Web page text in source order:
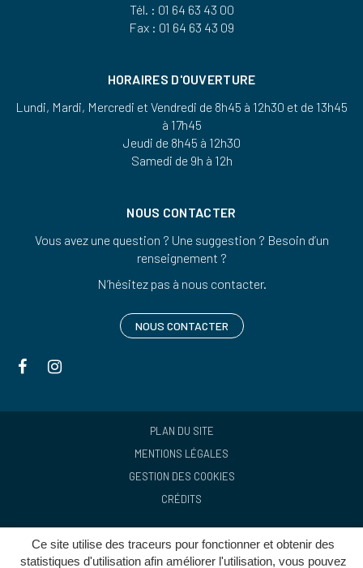
Ce site utilise des traceurs pour fonctionner et obtenir des
statistiques d'utilisation afin améliorer l'utilisation, vous pouvez
Tél. : 01 64 63 43 00
Fax : 01 64 63 43 09
HORAIRES D'OUVERTURE
Lundi, Mardi, Mercredi et Vendredi de 8h45 à 12h30 et de 13h45
à 17h45
Jeudi de 8h45 à 12h30
Samedi de 9h à 12h
NOUS CONTACTER
Vous avez une question ? Une suggestion ? Besoin d’un
renseignement ?
N’hésitez pas à nous contacter.
NOUS CONTACTER
Lien
le
le
PLAN DU SITE
MENTIONS LÉGALES
GESTION DES COOKIES
CRÉDITS